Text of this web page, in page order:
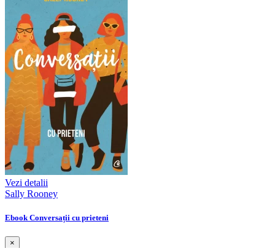
Vezi detalii
Sally Rooney
Ebook Conversații cu prieteni
×